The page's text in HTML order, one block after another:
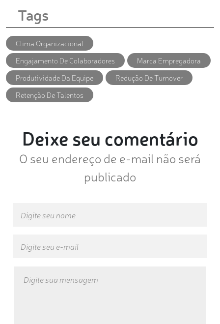
Tags
Clima Organizacional
Engajamento De Colaboradores
Marca Empregadora
Produtividade Da Equipe
Redução De Turnover
Retenção De Talentos
Deixe seu comentário
O seu endereço de e-mail não será
publicado